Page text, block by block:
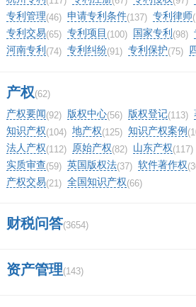
专利管理(46) 申请专利条件(137) 专利律师
专利交易(65) 专利项目 (100) 国家专利 (98)
河南专利 (74) 专利纠纷(91) 专利保护(75)
产权(62)
产权要闻(92) 版权中心(56) 版权登记(113)
知识产权(104) 地产权(125) 知识产权案例
法人产权(112) 原始产权(82) 山东产权(117)
实质审查(59) 英国版权法(37) 软件著作权
产权交易(21) 全国知识产权(66)
财税问答(3654)
资产管理(143)